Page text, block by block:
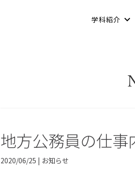
学科紹介
地方公務員の仕
2020/06/25 | お知らせ